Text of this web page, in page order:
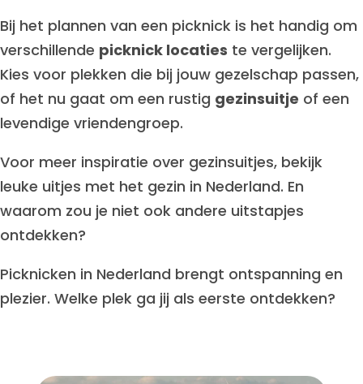
Bij het plannen van een picknick is het handig om
verschillende picknick locaties te vergelijken.
Kies voor plekken die bij jouw gezelschap passen,
of het nu gaat om een rustig gezinsuitje of een
levendige vriendengroep.
Voor meer inspiratie over gezinsuitjes, bekijk
leuke uitjes met het gezin in Nederland. En
waarom zou je niet ook andere uitstapjes
ontdekken?
Picknicken in Nederland brengt ontspanning en
plezier. Welke plek ga jij als eerste ontdekken?